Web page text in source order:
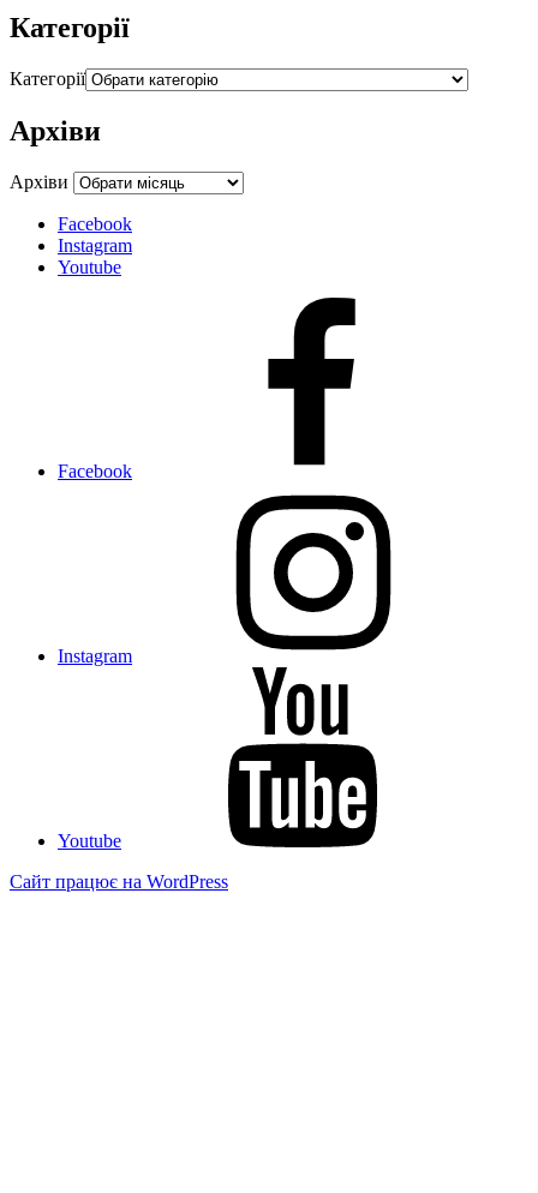
Категорії
Категорії
Архіви
Архіви
Facebook
Instagram
Youtube
Facebook
Instagram
Youtube
Сайт працює на WordPress